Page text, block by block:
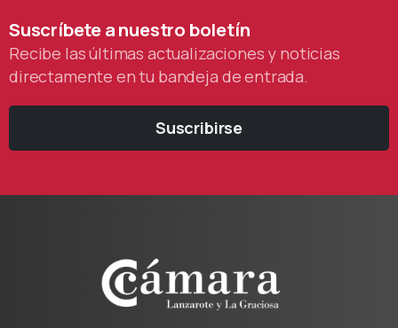
Suscríbeteanuestro boletín
Recibe las últimas actualizaciones y noticias
directamente en tu bandeja de entrada.
Suscribirse